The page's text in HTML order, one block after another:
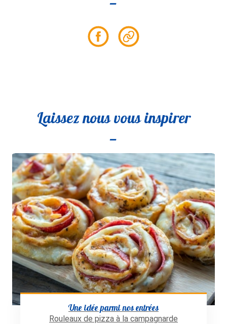
Partager
sur
Partager
le
Laissez nous vous inspirer
Une idée parmi nos entrées
Rouleaux de pizza à la campagnarde